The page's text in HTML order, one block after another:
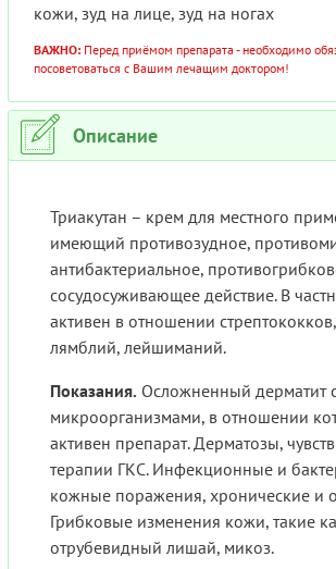
кожи, зуд на лице, зуд на ногах
ВАЖНО: Перед приёмом препарата - необходимо
посоветоваться с Вашим лечащим доктором!
Описание
Триакутан – крем для местного
имеющий противозудное,
антибактериальное,
сосудосуживающее действие. В
активен в отношении
лямблий, лейшиманий.
Показания. Осложненный дерматит
микроорганизмами, в отношении
активен препарат. Дерматозы,
терапии ГКС. Инфекционные и
кожные поражения, хронические и
Грибковые изменения кожи, такие
отрубевидный лишай, микоз.